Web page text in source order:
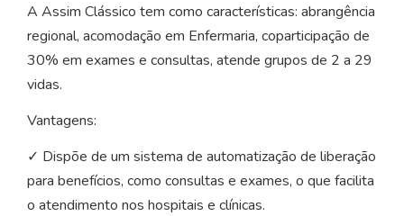
A Assim Clássico tem como características: abrangência
regional, acomodação em Enfermaria, coparticipação de
30% em exames e consultas, atende grupos de 2 a 29
vidas.
Vantagens:
✓ Dispõe de um sistema de automatização de liberação
para benefícios, como consultas e exames, o que facilita
o atendimento nos hospitais e clínicas.